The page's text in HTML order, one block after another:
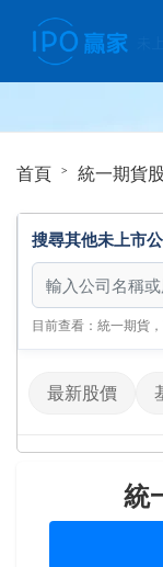
首頁 統一期貨
搜尋其他未上市
搜尋其他未上市
目前查看：統一期貨
最新股價
統